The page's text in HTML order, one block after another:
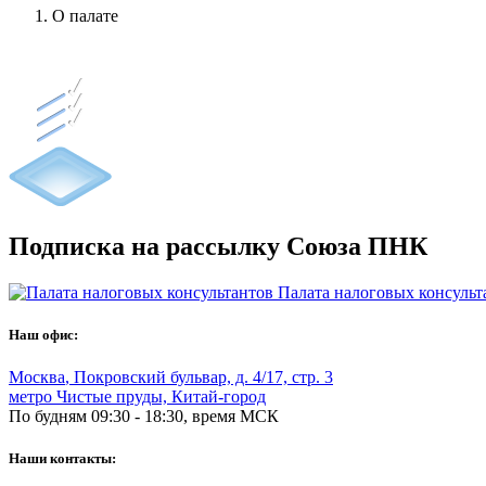
О палате
Подписка на рассылку Союза ПНК
Палата налоговых
Наш офис:
Москва, Покровский бульвар, д. 4/17, стр. 3
метро Чистые пруды, Китай-город
По будням 09:30 - 18:30, время МСК
Наши контакты: